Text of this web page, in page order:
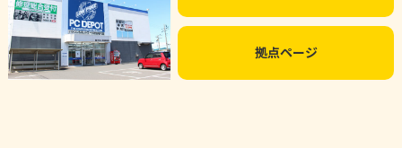
拠点ページ